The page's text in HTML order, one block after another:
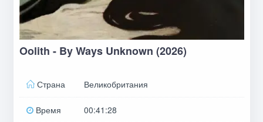
Oolith - By Ways Unknown (2026)
Страна Великобритания
Время 00:41:28